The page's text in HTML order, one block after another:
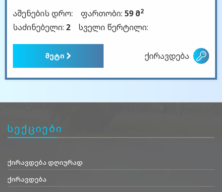
აშენების დრო:
ფართობი: 59 მ2
საძინებელი: 2 სველი წერტილი:
მეტი ქირავდება
სექციები
ქირავდება დღიურად
ქირავდება